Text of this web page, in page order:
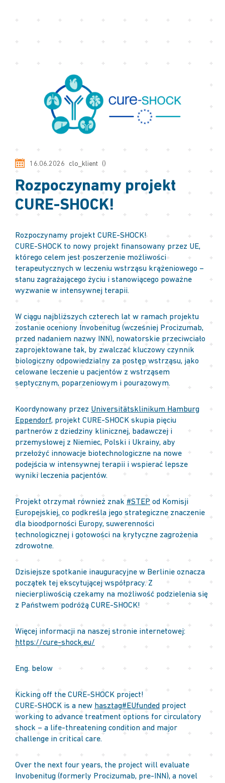
16.06.2026 clo_klient ()
Rozpoczynamy projekt
CURE-SHOCK!
Rozpoczynamy projekt CURE-SHOCK!
CURE-SHOCK to nowy projekt finansowany przez UE,
którego celem jest poszerzenie możliwości
terapeutycznych w leczeniu wstrząsu krążeniowego –
stanu zagrażającego życiu i stanowiącego poważne
wyzwanie w intensywnej terapii.
W ciągu najbliższych czterech lat w ramach projektu
zostanie oceniony Invobenitug (wcześniej Procizumab,
przed nadaniem nazwy INN), nowatorskie przeciwciało
zaprojektowane tak, by zwalczać kluczowy czynnik
biologiczny odpowiedzialny za postęp wstrząsu, jako
celowane leczenie u pacjentów z wstrząsem
septycznym, poparzeniowym i pourazowym.
Koordynowany przez Universitätsklinikum Hamburg
Eppendorf, projekt CURE-SHOCK skupia pięciu
partnerów z dziedziny klinicznej, badawczej i
przemysłowej z Niemiec, Polski i Ukrainy, aby
przełożyć innowacje biotechnologiczne na nowe
podejścia w intensywnej terapii i wspierać lepsze
wyniki leczenia pacjentów.
Projekt otrzymał również znak #STEP od Komisji
Europejskiej, co podkreśla jego strategiczne znaczenie
dla bioodporności Europy, suwerenności
technologicznej i gotowości na krytyczne zagrożenia
zdrowotne.
Dzisiejsze spotkanie inauguracyjne w Berlinie oznacza
początek tej ekscytującej współpracy. Z
niecierpliwością czekamy na możliwość podzielenia się
z Państwem podróżą CURE-SHOCK!
Więcej informacji na naszej stronie internetowej:
https://cure-shock.eu/
Eng. below
Kicking off the CURE-SHOCK project!
CURE-SHOCK is a new hasztag# EUfunded project
working to advance treatment options for circulatory
shock – a life-threatening condition and major
challenge in critical care.
Over the next four years, the project will evaluate
Invobenitug (formerly Procizumab, pre-INN), a novel